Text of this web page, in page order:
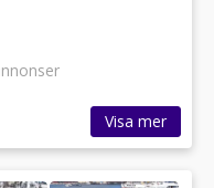
Visa mer